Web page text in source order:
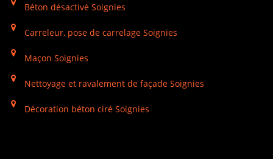
Béton désactivé Soignies
Carreleur, pose de carrelage Soignies
Maçon Soignies
Nettoyage et ravalement de façade Soignies
Décoration béton ciré Soignies